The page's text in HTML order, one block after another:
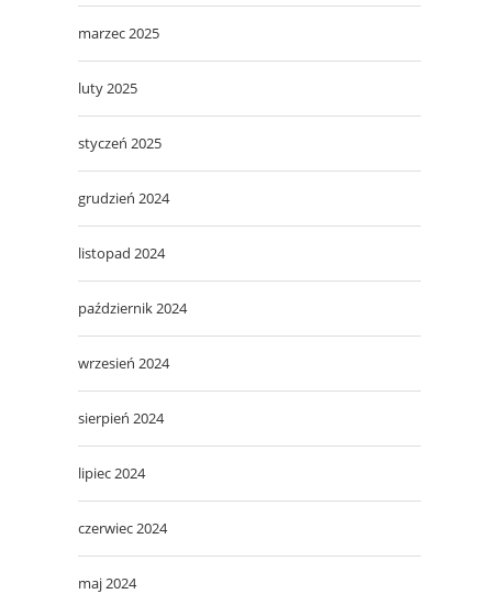
marzec 2025
luty 2025
styczeń 2025
grudzień 2024
listopad 2024
październik 2024
wrzesień 2024
sierpień 2024
lipiec 2024
czerwiec 2024
maj 2024